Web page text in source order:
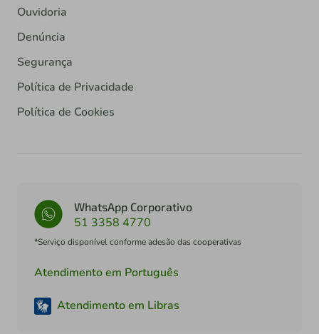
Ouvidoria
Denúncia
Segurança
Política de Privacidade
Política de Cookies
WhatsApp Corporativo
51 3358 4770
*Serviço disponível conforme adesão das cooperativas
Atendimento em Português
Atendimento em Libras